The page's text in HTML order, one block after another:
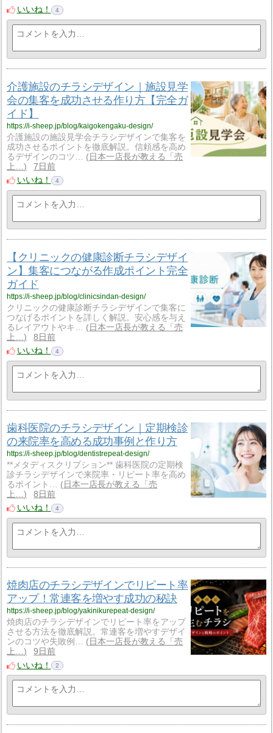
いいね！
4
介護施設のチラシデザイン｜施設見学
会の集客を成功させる作り方【完全ガ
イド】
https://i-sheep.jp/blog/kaigokengaku-design/
介護施設の施設見学会チラシデザインで集客を
成功させるポイントを徹底解説。信頼感を高め
るデザインのコツ…
日本一店長が教える「売
上…
7日前
いいね！
4
【クリニックの健康診断チラシデザイ
ン】集客につながる作成ポイント完全
ガイド
https://i-sheep.jp/blog/clinicsindan-design/
クリニックの健康診断チラシデザインで集客に
つなげるポイントを詳しく解説。安心感を与え
るレイアウトやキ…
日本一店長が教える「売
上…
8日前
いいね！
4
歯科医院のチラシデザイン｜定期検診
の来院率を高める成功事例と作り方
https://i-sheep.jp/blog/dentistrepeat-design/
**メタディスクリプション** 歯科医院の定期検
診チラシデザインで来院率・リピート率を高め
るポイント…
日本一店長が教える「売
上…
8日前
いいね！
4
焼肉店のチラシデザインでリピート率
アップ！常連客を増やす成功の秘訣
https://i-sheep.jp/blog/yakinikurepeat-design/
焼肉店のチラシデザインでリピート率をアップ
させる方法を徹底解説。常連客を増やすデザイ
ンのコツや失敗例…
日本一店長が教える「売
上…
9日前
いいね！
2